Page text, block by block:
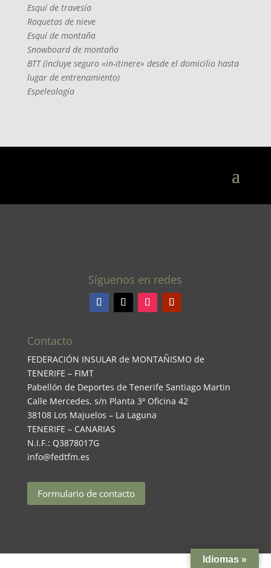
Esquí de travesía
Raquetas de nieve
Esquí de montaña
Snowboard de montaña
BTT (incluye seguro «in-itinere» desde el domicilio hasta
lugar de entrenamiento)
Espeleología
Síguenos en redes
Contacto
FEDERACIÓN INSULAR de MONTAÑISMO de
TENERIFE – FIMT
Pabellón de Deportes de Tenerife Santiago Martin
Calle Mercedes, s/n Planta 3ª Oficina 42
38108 Los Majuelos – La Laguna
TENERIFE – CANARIAS
N.I.F.: Q3878017G
info@fedtfm.es
Formulario de contacto
Idiomas »